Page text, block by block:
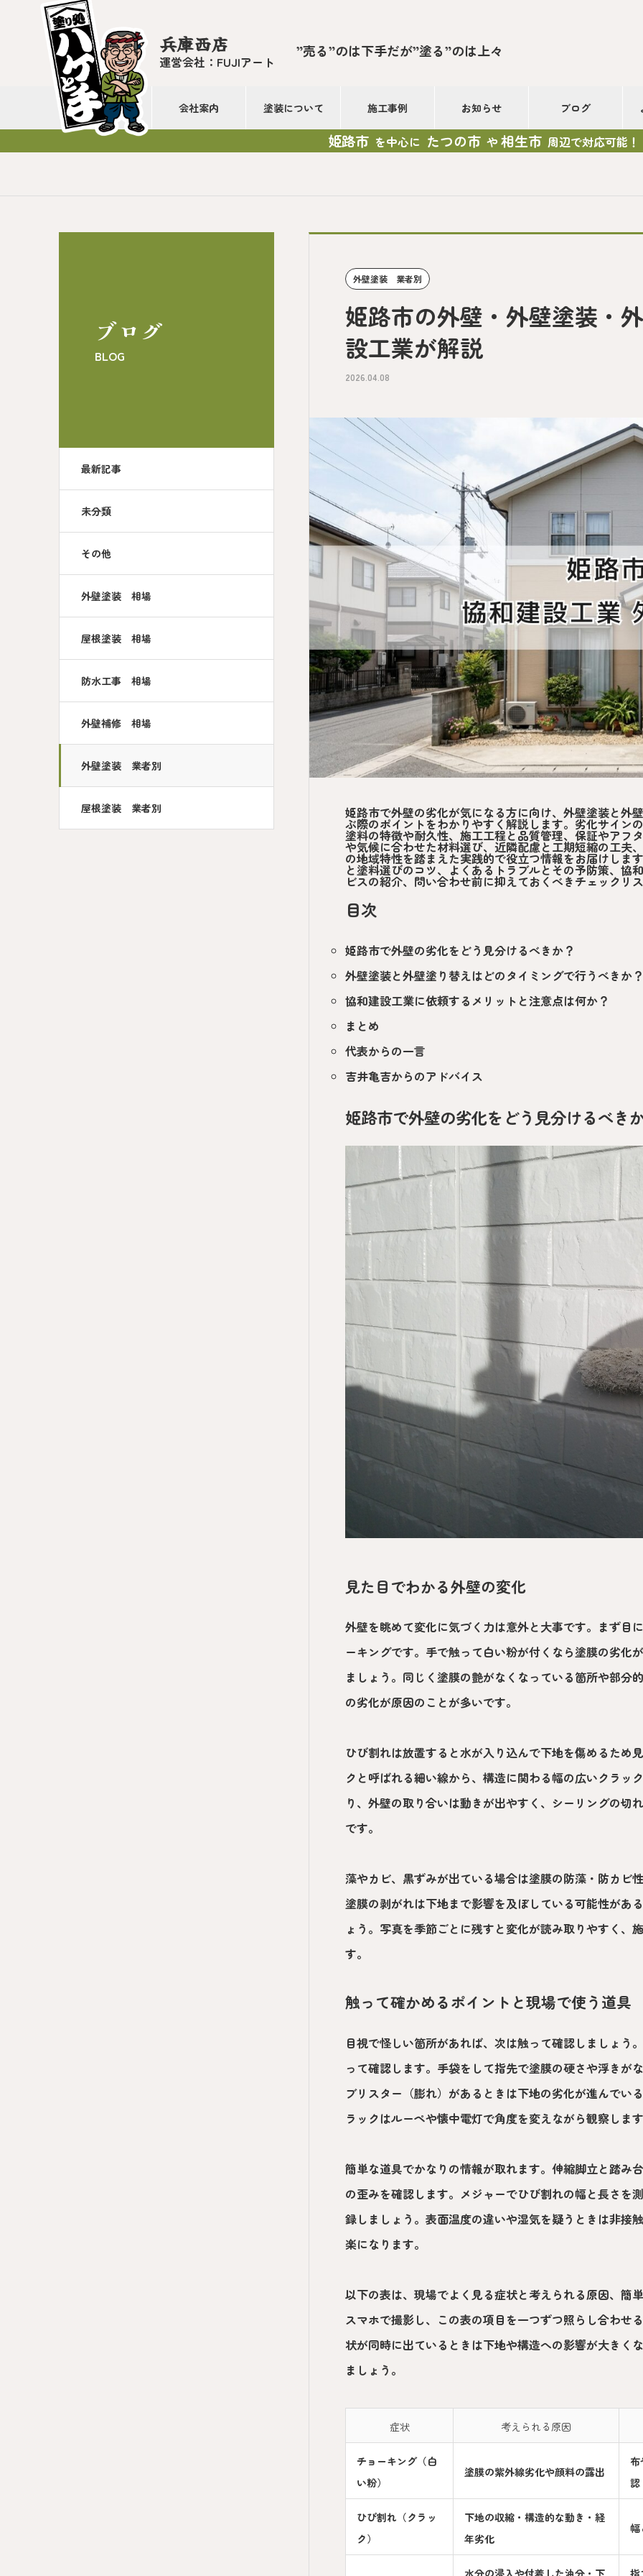
兵庫西店
運営会社：FUJIアート
”売る”のは下手だが”塗る”のは上々
会社案内 塗装について 施工事例 お知らせ ブログ
姫路市 を中心に たつの市 や相生市 周辺で対応可能！
ブログ
BLOG
最新記事
未分類
その他
外壁塗装 相場
屋根塗装 相場
防水工事 相場
外壁補修 相場
外壁塗装 業者別
屋根塗装 業者別
外壁塗装 業者別
姫路市の外壁・外壁塗装・
設工業が解説
2026.04.08
姫路市で外壁の劣化が気になる方に向け、外壁塗装と外
ぶ際のポイントをわかりやすく解説します。劣化サイン
塗料の特徴や耐久性、施工工程と品質管理、保証やアフ
や気候に合わせた材料選び、近隣配慮と工期短縮の工夫
の地域特性を踏まえた実践的で役立つ情報をお届けしま
と塗料選びのコツ、よくあるトラブルとその予防策、協
ビスの紹介、問い合わせ前に抑えておくべきチェックリ
目次
姫路市で外壁の劣化をどう見分けるべきか？
外壁塗装と外壁塗り替えはどのタイミングで行うべきか？
協和建設工業に依頼するメリットと注意点は何か？
まとめ
代表からの一言
吉井亀吉からのアドバイス
姫路市で外壁の劣化をどう見分けるべき
見た目でわかる外壁の変化
外壁を眺めて変化に気づく力は意外と大事です。まず目
ーキングです。手で触って白い粉が付くなら塗膜の劣化
ましょう。同じく塗膜の艶がなくなっている箇所や部分
の劣化が原因のことが多いです。
ひび割れは放置すると水が入り込んで下地を傷めるため
クと呼ばれる細い線から、構造に関わる幅の広いクラッ
り、外壁の取り合いは動きが出やすく、シーリングの切
です。
藻やカビ、黒ずみが出ている場合は塗膜の防藻・防カビ
塗膜の剥がれは下地まで影響を及ぼしている可能性があ
ょう。写真を季節ごとに残すと変化が読み取りやすく、
す。
触って確かめるポイントと現場で使う道具
目視で怪しい箇所があれば、次は触って確認しましょう
って確認します。手袋をして指先で塗膜の硬さや浮きが
ブリスター（膨れ）があるときは下地の劣化が進んでい
ラックはルーペや懐中電灯で角度を変えながら観察しま
簡単な道具でかなりの情報が取れます。伸縮脚立と踏み
の歪みを確認します。メジャーでひび割れの幅と長さを
録しましょう。表面温度の違いや湿気を疑うときは非接
楽になります。
以下の表は、現場でよく見る症状と考えられる原因、簡
スマホで撮影し、この表の項目を一つずつ照らし合わせ
状が同時に出ているときは下地や構造への影響が大きく
ましょう。
症状 考えられる原因
チョーキング（白
い粉）
塗膜の紫外線劣化や顔料の露出
認
ひび割れ（クラッ
ク）
下地の収縮・構造的な動き・経
年劣化
幅
水分の浸入や付着した油分・下 指